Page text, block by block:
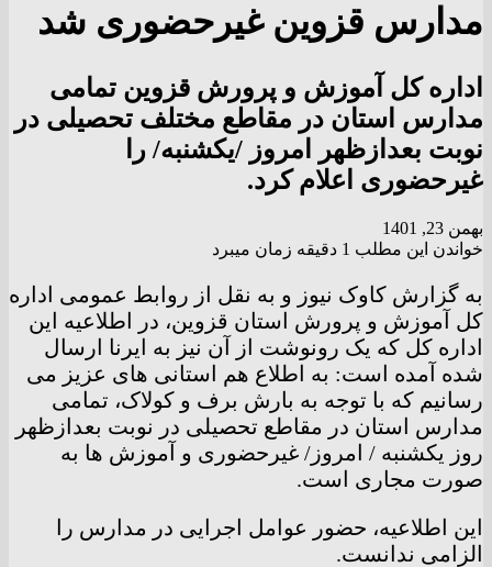
مدارس قزوین غیرحضوری شد
اداره کل آموزش و پرورش قزوین تمامی
مدارس استان در مقاطع مختلف تحصیلی در
نوبت بعدازظهر امروز /یکشنبه/ را
غیرحضوری اعلام کرد.
بهمن 23, 1401
خواندن این مطلب 1 دقیقه زمان میبرد
به گزارش کاوک نیوز و به نقل از روابط عمومی اداره
کل آموزش و پرورش استان قزوین، در اطلاعیه این
اداره کل که یک رونوشت از آن نیز به ایرنا ارسال
شده آمده است: به اطلاع هم استانی های عزیز می
رسانیم که با توجه به بارش برف و کولاک، تمامی
مدارس استان در مقاطع تحصیلی در نوبت بعدازظهر
روز یکشنبه / امروز/ غیرحضوری و آموزش ها به
صورت مجاری است.
این اطلاعیه، حضور عوامل اجرایی در مدارس را
الزامی ندانست.